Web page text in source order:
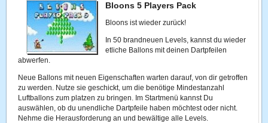
Bloons 5 Players Pack
Bloons ist wieder zurück!
In 50 brandneuen Levels, kannst du wieder
etliche Ballons mit deinen Dartpfeilen
abwerfen.
Neue Ballons mit neuen Eigenschaften warten darauf, von dir getroffen
zu werden. Nutze sie geschickt, um die benötige Mindestanzahl
Luftballons zum platzen zu bringen. Im Startmenü kannst Du
auswählen, ob du unendliche Dartpfeile haben möchtest oder nicht.
Nehme die Herausforderung an und bewältige alle Levels.